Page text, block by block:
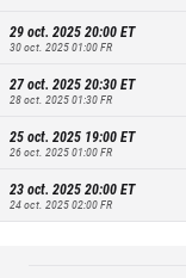
29 oct. 2025 20:00ET
30 oct. 2025 01:00FR
27 oct. 2025 20:30ET
28 oct. 2025 01:30FR
25 oct. 2025 19:00ET
26 oct. 2025 01:00FR
23 oct. 2025 20:00ET
24 oct. 2025 02:00FR